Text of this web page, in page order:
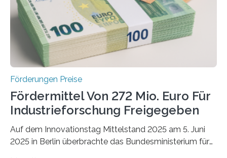
Förderungen Preise
Fördermittel Von 272 Mio. Euro Für
Industrieforschung Freigegeben
Auf dem Innovationstag Mittelstand 2025 am 5. Juni
2025 in Berlin überbrachte das Bundesministerium für